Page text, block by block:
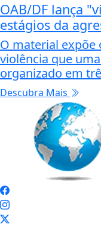
OAB/DF lança
estágios da
O material expõe
violência que
organizado em
Descubra Mais